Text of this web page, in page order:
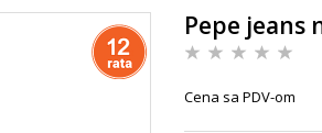
Pepe jeans
Cena sa PDV-om